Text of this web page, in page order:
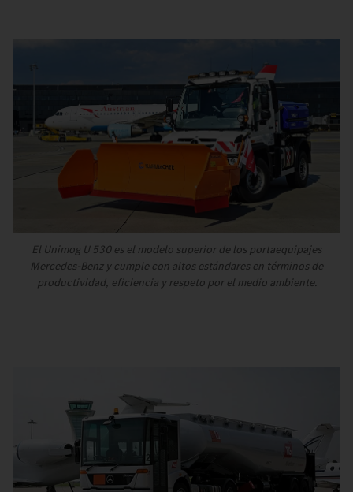
El Unimog U 530 es el modelo superior de los portaequipajes
Mercedes-Benz y cumple con altos estándares en términos de
productividad, eficiencia y respeto por el medio ambiente.